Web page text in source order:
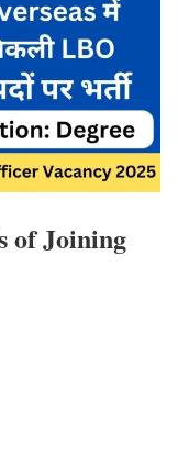
of Joining